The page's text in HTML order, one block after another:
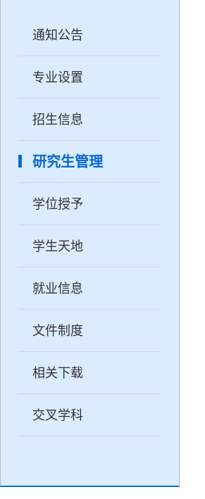
通知公告
专业设置
招生信息
研究生管理
学位授予
学生天地
就业信息
文件制度
相关下载
交叉学科